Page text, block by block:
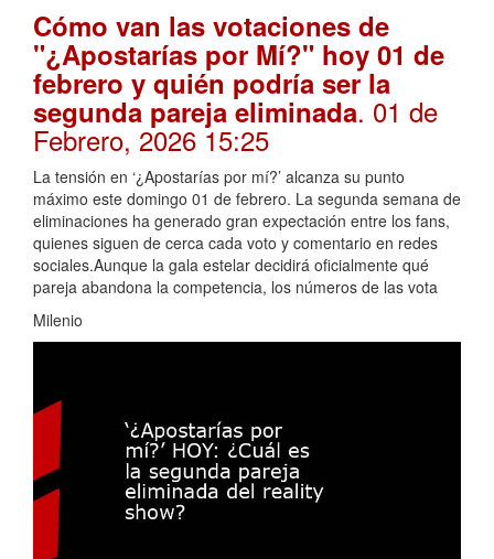
Cómo van las votaciones de
"¿Apostarías por Mí?" hoy 01 de
febrero y quién podría ser la
segunda pareja eliminada. 01 de
Febrero, 2026 15:25
La tensión en ‘¿Apostarías por mí?’ alcanza su punto
máximo este domingo 01 de febrero. La segunda semana de
eliminaciones ha generado gran expectación entre los fans,
quienes siguen de cerca cada voto y comentario en redes
sociales.Aunque la gala estelar decidirá oficialmente qué
pareja abandona la competencia, los números de las vota
Milenio